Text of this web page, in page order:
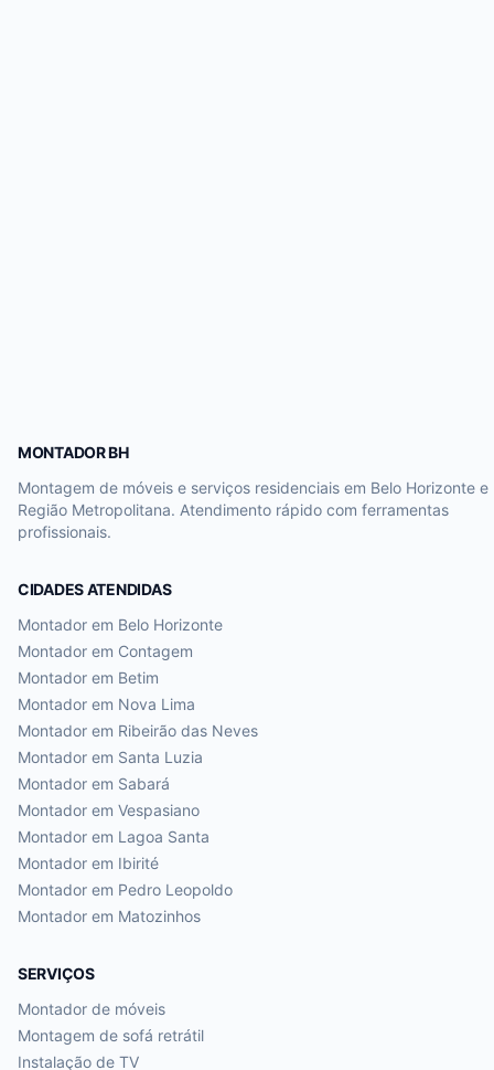
MONTADOR BH
Montagem de móveis e serviços residenciais em Belo Horizonte e
Região Metropolitana. Atendimento rápido com ferramentas
profissionais.
CIDADES ATENDIDAS
Montador em Belo Horizonte
Montador em Contagem
Montador em Betim
Montador em Nova Lima
Montador em Ribeirão das Neves
Montador em Santa Luzia
Montador em Sabará
Montador em Vespasiano
Montador em Lagoa Santa
Montador em Ibirité
Montador em Pedro Leopoldo
Montador em Matozinhos
SERVIÇOS
Montador de móveis
Montagem de sofá retrátil
Instalação de TV